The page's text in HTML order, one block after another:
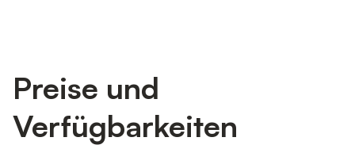
Preise und
Verfügbarkeiten